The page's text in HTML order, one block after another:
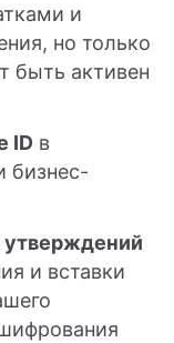
и
но только
быть активен
ID в
бизнес-
и вставки